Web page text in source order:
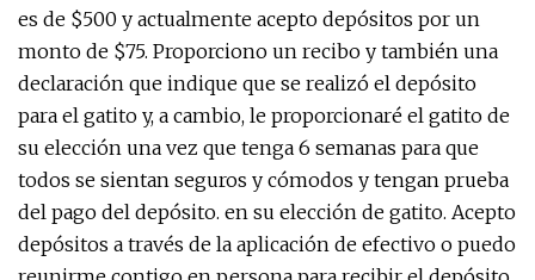
es de $500 y actualmente acepto depósitos por un
monto de $75. Proporciono un recibo y también una
declaración que indique que se realizó el depósito
para el gatito y, a cambio, le proporcionaré el gatito de
su elección una vez que tenga 6 semanas para que
todos se sientan seguros y cómodos y tengan prueba
del pago del depósito. en su elección de gatito. Acepto
depósitos a través de la aplicación de efectivo o puedo